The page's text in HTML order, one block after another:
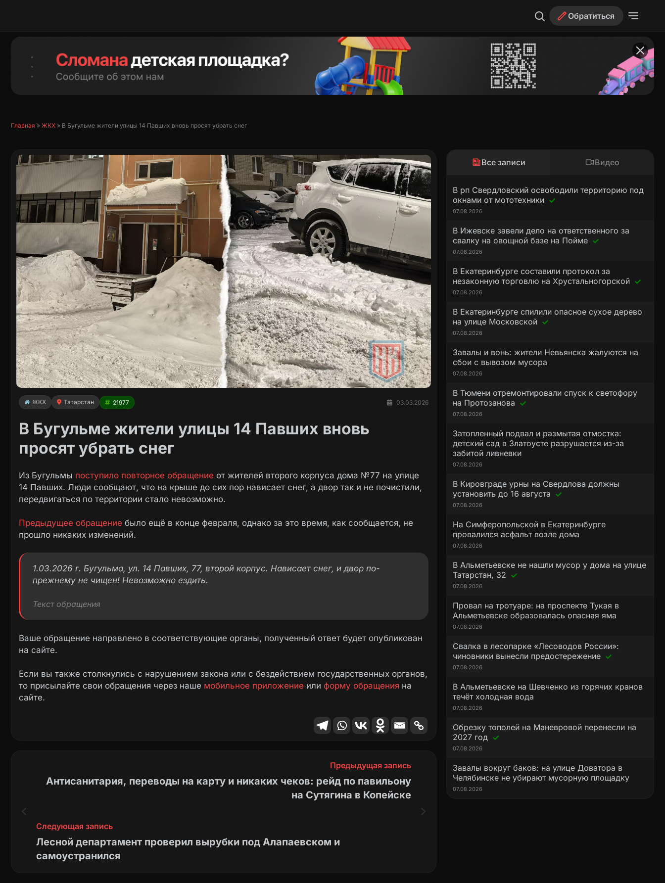
Обратиться
Главная » ЖКХ » В Бугульме жители улицы 14 Павших вновь просят убрать снег
ЖКХ Татарстан 21977 03.03.2026
В Бугульме жители улицы 14 Павших вновь
просят убрать снег
Из Бугульмы поступило повторное обращение от жителей второго корпуса дома №77 на улице
14 Павших. Люди сообщают, что на крыше до сих пор нависает снег, а двор так и не почистили,
передвигаться по территории стало невозможно.
Предыдущее обращение было ещё в конце февраля, однако за это время, как сообщается, не
прошло никаких изменений.
1.03.2026 г. Бугульма, ул. 14 Павших, 77, второй корпус. Нависает снег, и двор по-
прежнему не чищен! Невозможно ездить.
Текст обращения
Ваше обращение направлено в соответствующие органы, полученный ответ будет опубликован
на сайте.
Если вы также столкнулись с нарушением закона или с бездействием государственных органов,
то присылайте свои обращения через наше мобильное приложение или форму обращения на
сайте.
Предыдущая запись
Антисанитария, переводы на карту и никаких чеков: рейд по павильону
на Сутягина в Копейске
Следующая запись
Лесной департамент проверил вырубки под Алапаевском и
самоустранился
Все записи Видео
В рп Свердловский освободили территорию под
окнами от мототехники
07.08.2026
В Ижевске завели дело на ответственного за
свалку на овощной базе на Пойме
07.08.2026
В Екатеринбурге составили протокол за
незаконную торговлю на Хрустальногорской
07.08.2026
В Екатеринбурге спилили опасное сухое дерево
на улице Московской
07.08.2026
Завалы и вонь: жители Невьянска жалуются на
сбои с вывозом мусора
07.08.2026
В Тюмени отремонтировали спуск к светофору
на Протозанова
07.08.2026
Затопленный подвал и размытая отмостка:
детский сад в Златоусте разрушается из-за
забитой ливневки
07.08.2026
В Кировграде урны на Свердлова должны
установить до 16 августа
07.08.2026
На Симферопольской в Екатеринбурге
провалился асфальт возле дома
07.08.2026
В Альметьевске не нашли мусор у дома на улице
Татарстан, 32
07.08.2026
Провал на тротуаре: на проспекте Тукая в
Альметьевске образовалась опасная яма
07.08.2026
Свалка в лесопарке «Лесоводов России»:
чиновники вынесли предостережение
07.08.2026
В Альметьевске на Шевченко из горячих кранов
течёт холодная вода
07.08.2026
Обрезку тополей на Маневровой перенесли на
2027 год
07.08.2026
Завалы вокруг баков: на улице Доватора в
Челябинске не убирают мусорную площадку
07.08.2026